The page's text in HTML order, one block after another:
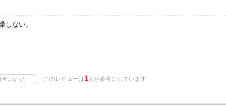
しない。
このレビューは1人が参考にしています